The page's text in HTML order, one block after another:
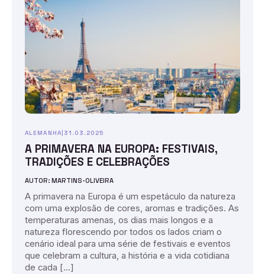
ALEMANHA 31.03.2025
A PRIMAVERA NA EUROPA: FESTIVAIS,
TRADIÇÕES E CELEBRAÇÕES
AUTOR: MARTINS-OLIVEIRA
A primavera na Europa é um espetáculo da natureza
com uma explosão de cores, aromas e tradições. As
temperaturas amenas, os dias mais longos e a
natureza florescendo por todos os lados criam o
cenário ideal para uma série de festivais e eventos
que celebram a cultura, a história e a vida cotidiana
de cada […]